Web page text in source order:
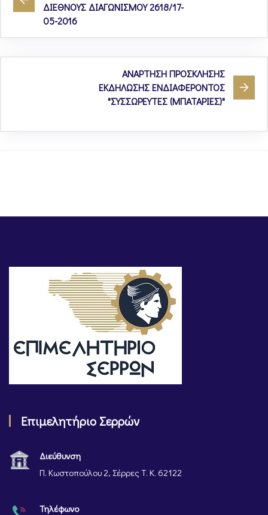
ΔΙΕΘΝΟΥΣ ΔΙΑΓΩΝΙΣΜΟΥ 2618/17-
05-2016
ΑΝΑΡΤΗΣΗ ΠΡΟΣΚΛΗΣΗΣ
ΕΚΔΗΛΩΣΗΣ ΕΝΔΙΑΦΕΡΟΝΤΟΣ
"ΣΥΣΣΩΡΕΥΤΕΣ (ΜΠΑΤΑΡΙΕΣ)"
Επιμελητήριο Σερρών
Διεύθυνση
Π. Κωστοπούλου 2, Σέρρες Τ. Κ. 62122
Τηλέφωνο